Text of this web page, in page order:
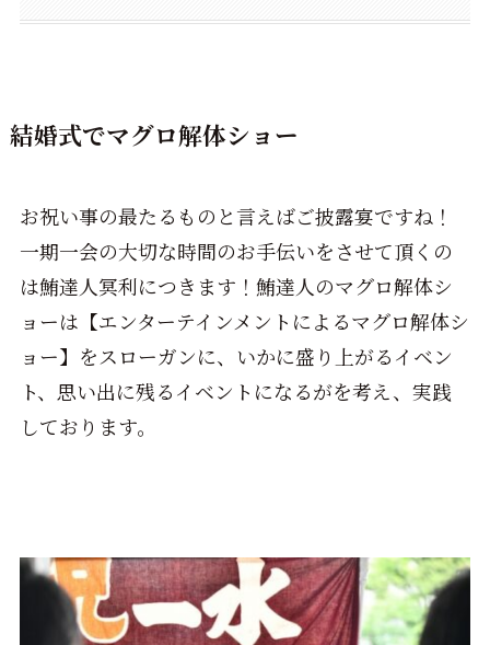
結婚式でマグロ解体ショー
お祝い事の最たるものと言えばご披露宴ですね！
一期一会の大切な時間のお手伝いをさせて頂くの
は鮪達人冥利につきます！鮪達人のマグロ解体シ
ョーは【エンターテインメントによるマグロ解体シ
ョー】をスローガンに、いかに盛り上がるイベン
ト、思い出に残るイベントになるがを考え、実践
しております。